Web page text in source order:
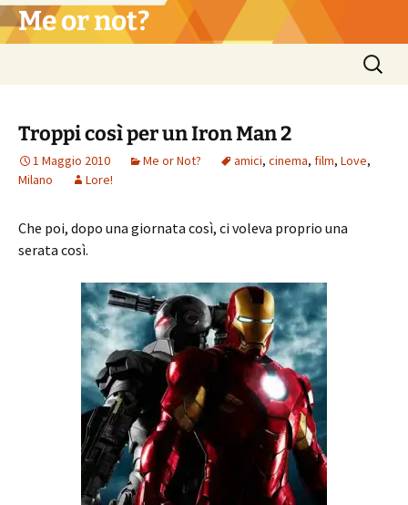
Vai
al Me or not?
Ricerca
per:
Troppi così per un Iron Man 2
1 Maggio 2010 Me or Not? amici, cinema, film, Love,
Milano
Lore!
Che poi, dopo una giornata così, ci voleva proprio una
serata così.